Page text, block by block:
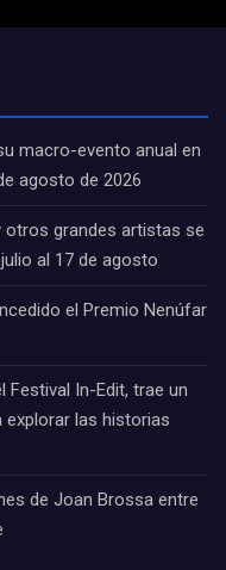
macro-evento anual en
agosto de 2026
otros grandes artistas se
al 17 de agosto
el Premio Nenúfar
Festival In-Edit, trae un
las historias
de Joan Brossa entre